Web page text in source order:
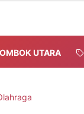
UTARA